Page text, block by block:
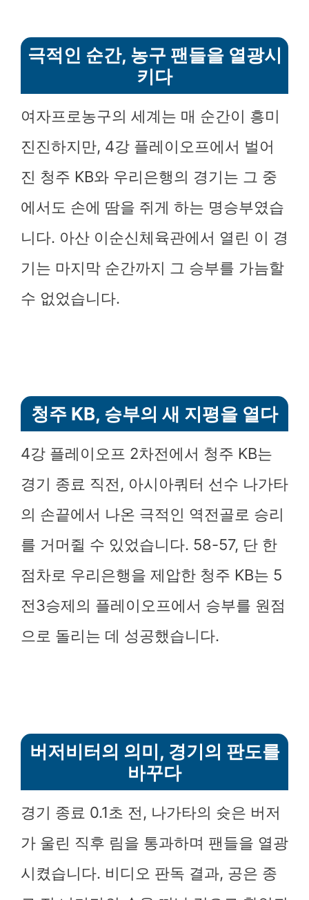
극적인 순간, 농구 팬들을 열광시
키다
여자프로농구의 세계는 매 순간이 흥미
진진하지만, 4강 플레이오프에서 벌어
진 청주 KB와 우리은행의 경기는 그 중
에서도 손에 땀을 쥐게 하는 명승부였습
니다. 아산 이순신체육관에서 열린 이 경
기는 마지막 순간까지 그 승부를 가늠할
수 없었습니다.
청주 KB, 승부의 새 지평을 열다
4강 플레이오프 2차전에서 청주 KB는
경기 종료 직전, 아시아쿼터 선수 나가타
의 손끝에서 나온 극적인 역전골로 승리
를 거머쥘 수 있었습니다. 58-57, 단 한
점차로 우리은행을 제압한 청주 KB는 5
전3승제의 플레이오프에서 승부를 원점
으로 돌리는 데 성공했습니다.
버저비터의 의미, 경기의 판도를
바꾸다
경기 종료 0.1초 전, 나가타의 슛은 버저
가 울린 직후 림을 통과하며 팬들을 열광
시켰습니다. 비디오 판독 결과, 공은 종